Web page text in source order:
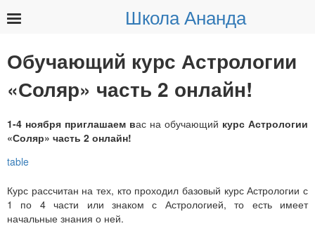
Школа Ананда
Обучающий курс Астрологии
«Соляр» часть 2 онлайн!
1-4 ноября приглашаем вас на обучающий курс Астрологии
«Соляр» часть 2 онлайн!
Курс рассчитан на тех, кто проходил базовый курс Астрологии с
1 по 4 части или знаком с Астрологией, то есть имеет
начальные знания о ней.